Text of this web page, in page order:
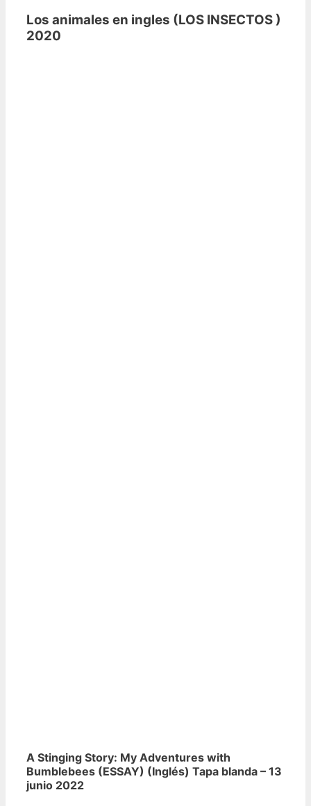
Los animales en ingles (LOS INSECTOS )
2020
A Stinging Story: My Adventures with
Bumblebees (ESSAY) (Inglés) Tapa blanda – 13
junio 2022